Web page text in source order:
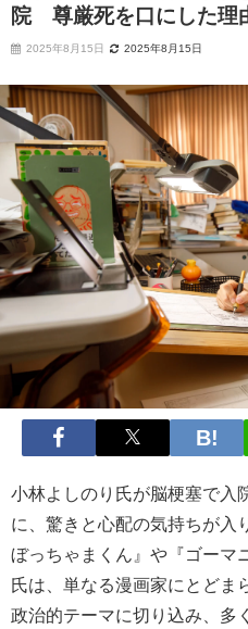
院 尊厳死を口にした理
2025年8月15日 2025年8月15日
小林よしのり氏が脳梗塞で入
に、驚きと心配の気持ちが入
ぼっちゃまくん』や『ゴーマ
氏は、単なる漫画家にとどま
政治的テーマに切り込み、多